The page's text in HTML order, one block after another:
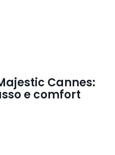
Cannes:
e comfort